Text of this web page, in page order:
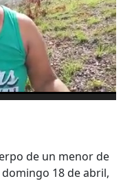
de un menor de
18 de abril,